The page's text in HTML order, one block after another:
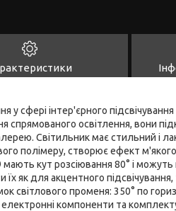
сфері інтер'єрного
спрямованого освітлення, вони
Світильник має стильний і
полімеру, створює ефект м'якого
кут розсіювання 80° і
як для акцентного підсвічування,
світлового променя: 350° по
компоненти та